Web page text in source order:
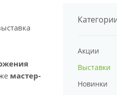
мастер-
Акции
Выставки
Новинки